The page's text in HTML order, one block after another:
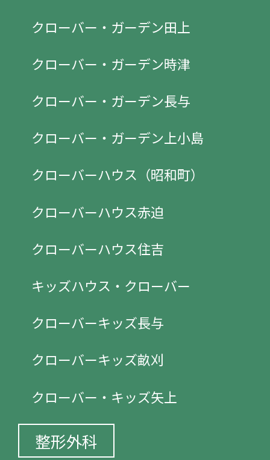
クローバー・ガーデン田上
クローバー・ガーデン時津
クローバー・ガーデン長与
クローバー・ガーデン上小島
クローバーハウス（昭和町）
クローバーハウス赤迫
クローバーハウス住吉
キッズハウス・クローバー
クローバーキッズ長与
クローバーキッズ畝刈
クローバー・キッズ矢上
整形外科